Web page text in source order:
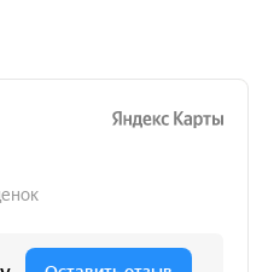
при температуре
°C